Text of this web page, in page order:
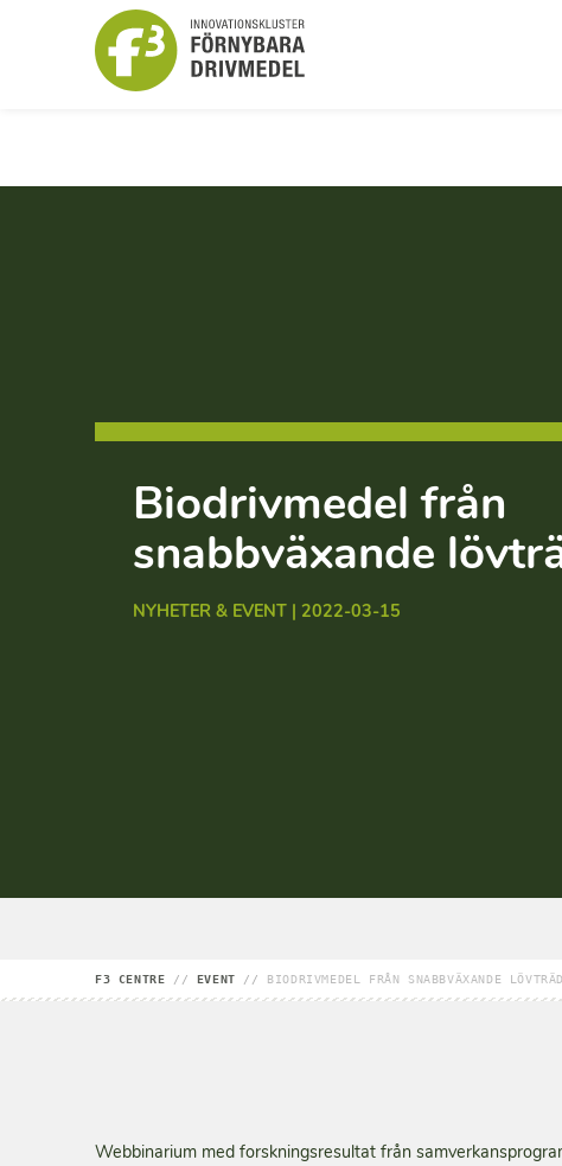
Biodrivmedel från
snabbväxande
NYHETER & EVENT | 2022-03-15
F3 CENTRE // EVENT // BIODRIVMEDEL FRÅN SNABBVÄXANDE LÖVTRÄD
Webbinarium med forskningsresultat från